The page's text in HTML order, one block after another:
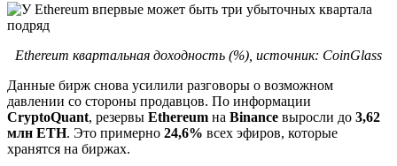
Ethereum квартальная доходность (%), источник: CoinGlass
Данные бирж снова усилили разговоры о возможном
давлении со стороны продавцов. По информации
CryptoQuant, резервы Ethereum на Binance выросли до 3,62
млн ETH. Это примерно 24,6% всех эфиров, которые
хранятся на биржах.